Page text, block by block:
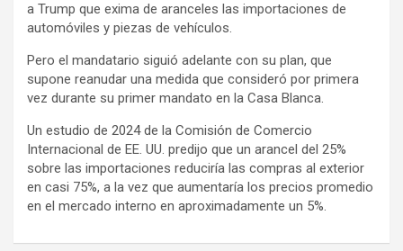
a Trump que exima de aranceles las importaciones de
automóviles y piezas de vehículos.
Pero el mandatario siguió adelante con su plan, que
supone reanudar una medida que consideró por primera
vez durante su primer mandato en la Casa Blanca.
Un estudio de 2024 de la Comisión de Comercio
Internacional de EE. UU. predijo que un arancel del 25%
sobre las importaciones reduciría las compras al exterior
en casi 75%, a la vez que aumentaría los precios promedio
en el mercado interno en aproximadamente un 5%.